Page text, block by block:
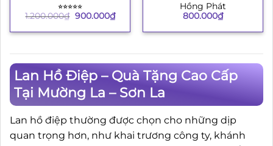
⭐︎⭐︎⭐︎⭐︎⭐︎
1.200.000₫ Giá
là:
900.000₫Giá
hiện
tại
Hồng Phát
800.000₫
Lan Hồ Điệp – Quà Tặng Cao Cấp
Tại Mường La – Sơn La
Lan hồ điệp thường được chọn cho những dịp
quan trọng hơn, như khai trương công ty, khánh